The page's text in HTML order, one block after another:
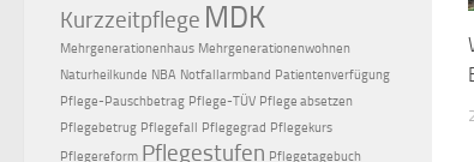
Kurzzeitpflege MDK
Mehrgenerationenhaus Mehrgenerationenwohnen
Naturheilkunde NBA Notfallarmband Patientenverfügung
Pflege-Pauschbetrag Pflege-TÜV Pflege absetzen
Pflegebetrug Pflegefall Pflegegrad Pflegekurs
Pflegereform Pflegestufen Pflegetagebuch